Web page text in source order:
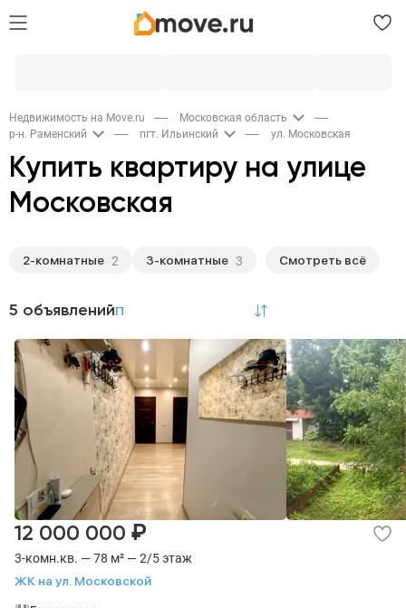
Недвижимость на Move.ru
Московская область
р-н. Раменский
пгт. Ильинский ул. Московская
Купить квартиру на улице
Московская
2-комнатные 2 3-комнатные 3
Тип недвижимости
Квартиры в новостройке
Отделка
С косметическим ремонтом С евроремонтом
Сделка
5 объявлений
3-комн.кв. — 78 м² — 2/5 этаж
ЖК на ул. Московской
12 000 000 ₽